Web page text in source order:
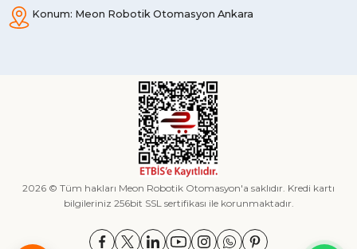
Konum: Meon Robotik Otomasyon Ankara
2026 © Tüm hakları Meon Robotik Otomasyon'a saklıdır. Kredi kartı
bilgileriniz 256bit SSL sertifikası ile korunmaktadır.